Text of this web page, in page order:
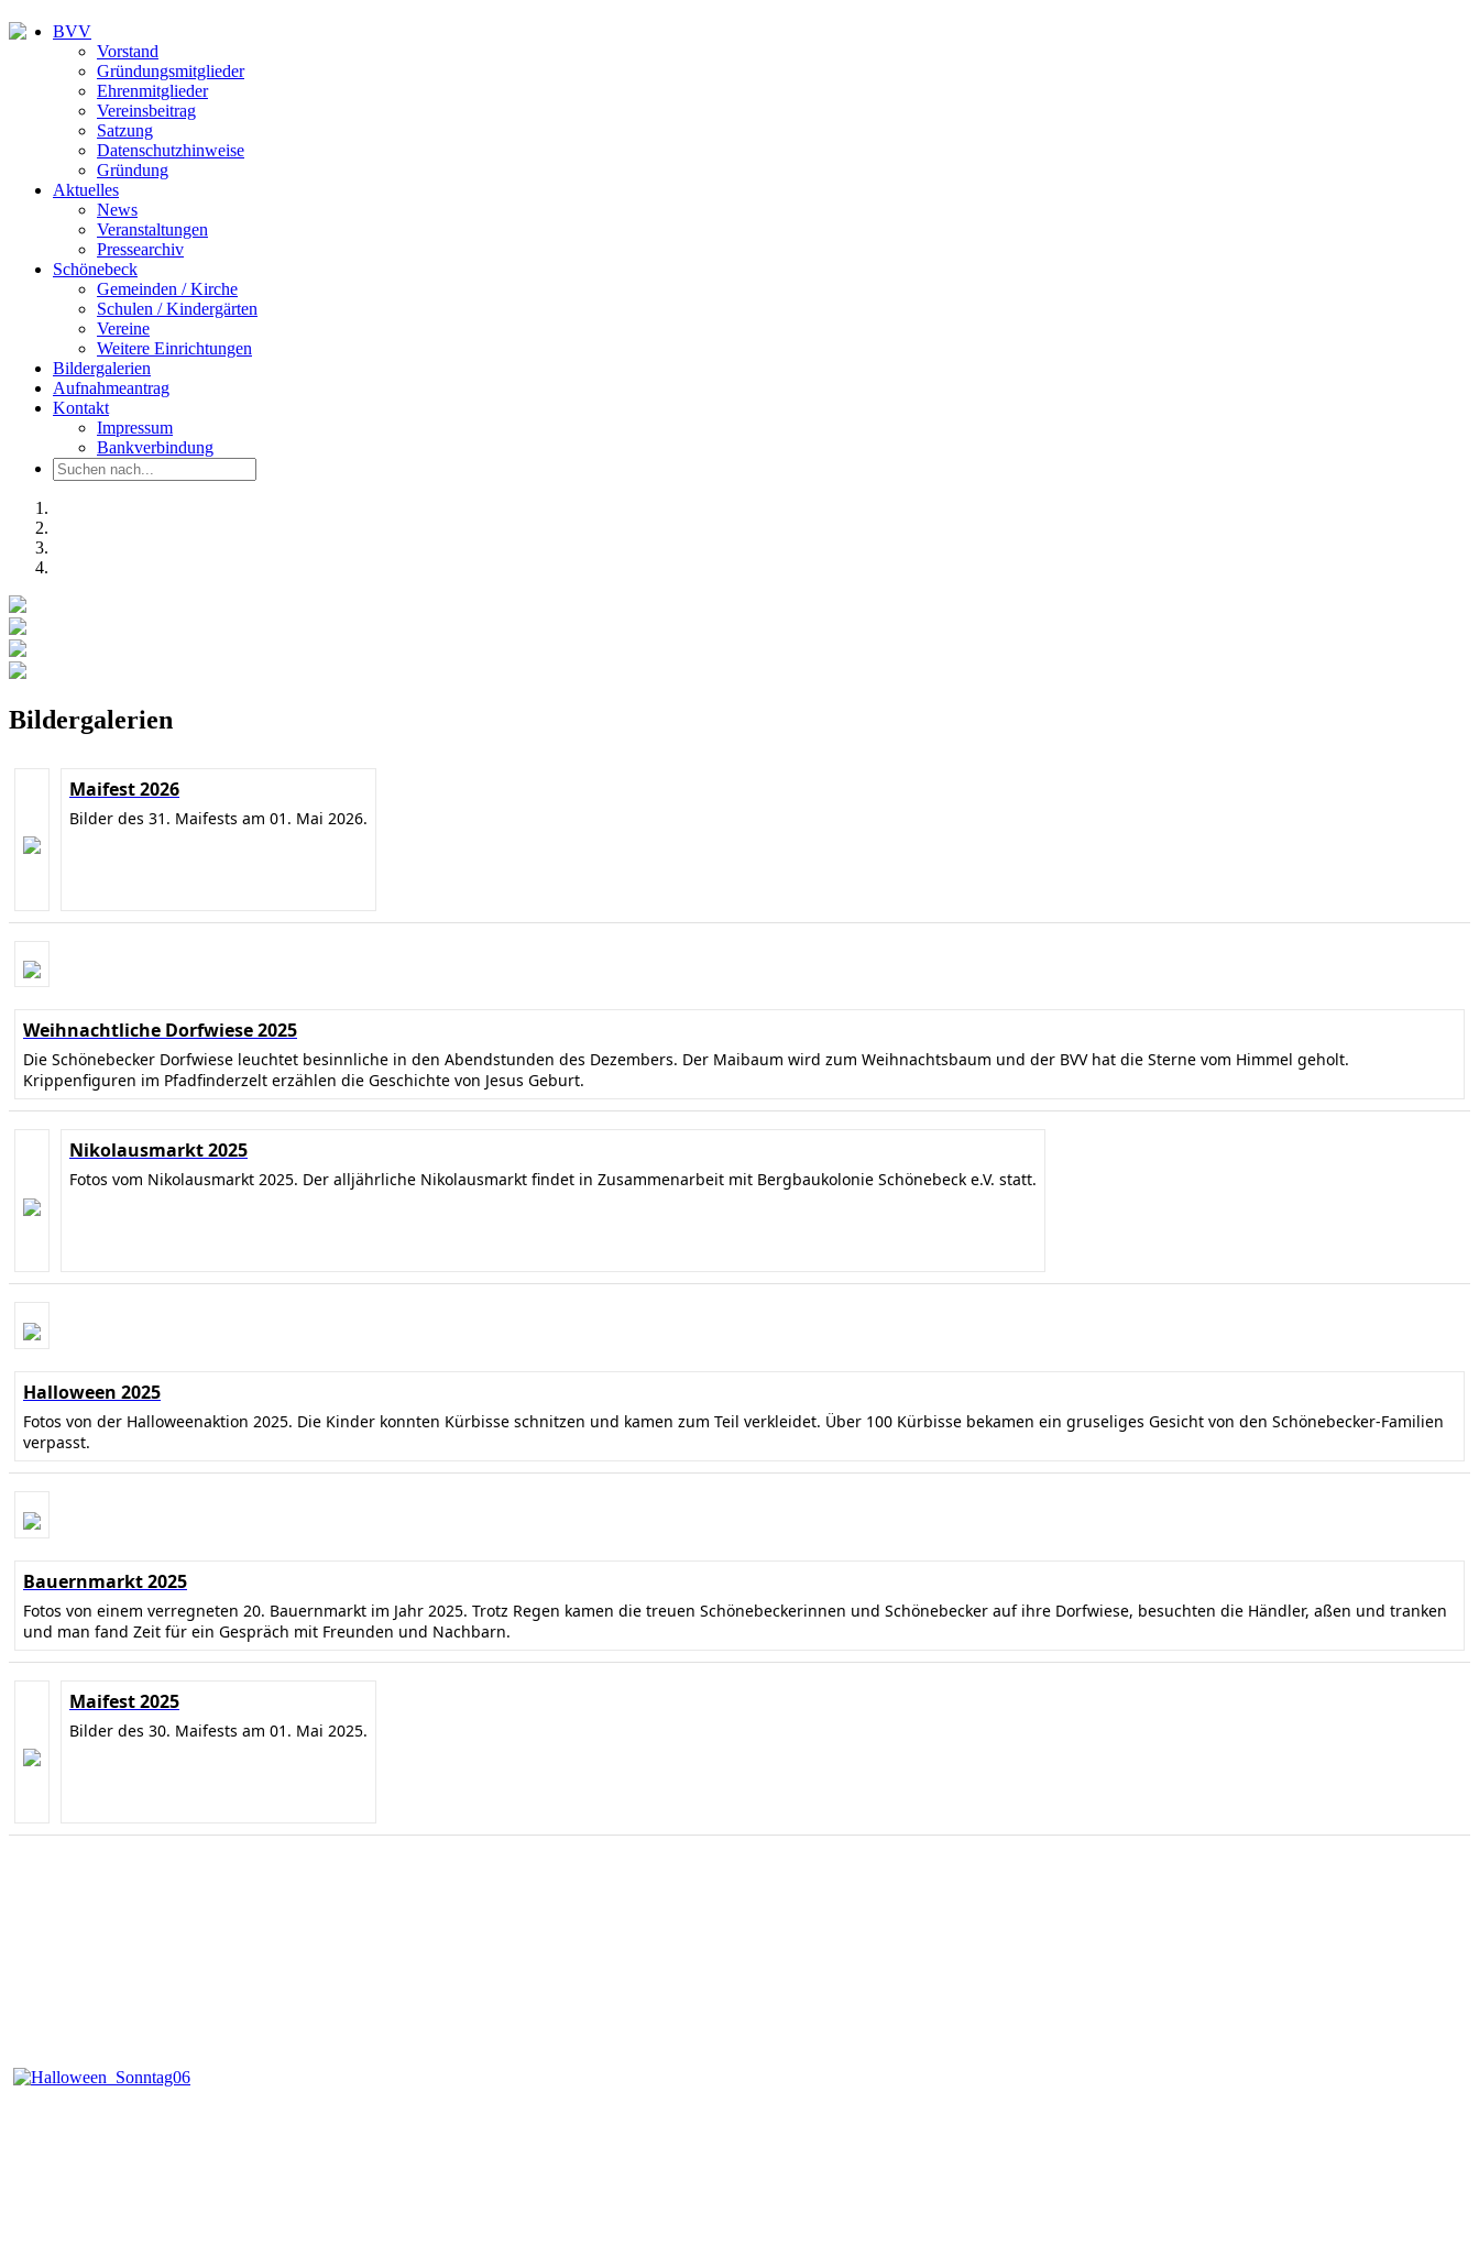
BVV
Vorstand
Gründungsmitglieder
Ehrenmitglieder
Vereinsbeitrag
Satzung
Datenschutzhinweise
Gründung
Aktuelles
News
Veranstaltungen
Pressearchiv
Schönebeck
Gemeinden / Kirche
Schulen / Kindergärten
Vereine
Weitere Einrichtungen
Bildergalerien
Aufnahmeantrag
Kontakt
Impressum
Bankverbindung
Bildergalerien
Maifest 2026
Bilder des 31. Maifests am 01. Mai 2026.
Weihnachtliche Dorfwiese 2025
Die Schönebecker Dorfwiese leuchtet besinnliche in den Abendstunden des Dezembers. Der Maibaum wird zum Weihnachtsbaum und der BVV hat die Sterne vom Himmel geholt.
Krippenfiguren im Pfadfinderzelt erzählen die Geschichte von Jesus Geburt.
Nikolausmarkt 2025
Fotos vom Nikolausmarkt 2025. Der alljährliche Nikolausmarkt findet in Zusammenarbeit mit Bergbaukolonie Schönebeck e.V. statt.
Halloween 2025
Fotos von der Halloweenaktion 2025. Die Kinder konnten Kürbisse schnitzen und kamen zum Teil verkleidet. Über 100 Kürbisse bekamen ein gruseliges Gesicht von den Schönebecker-Familien
verpasst.
Bauernmarkt 2025
Fotos von einem verregneten 20. Bauernmarkt im Jahr 2025. Trotz Regen kamen die treuen Schönebeckerinnen und Schönebecker auf ihre Dorfwiese, besuchten die Händler, aßen und tranken
und man fand Zeit für ein Gespräch mit Freunden und Nachbarn.
Maifest 2025
Bilder des 30. Maifests am 01. Mai 2025.